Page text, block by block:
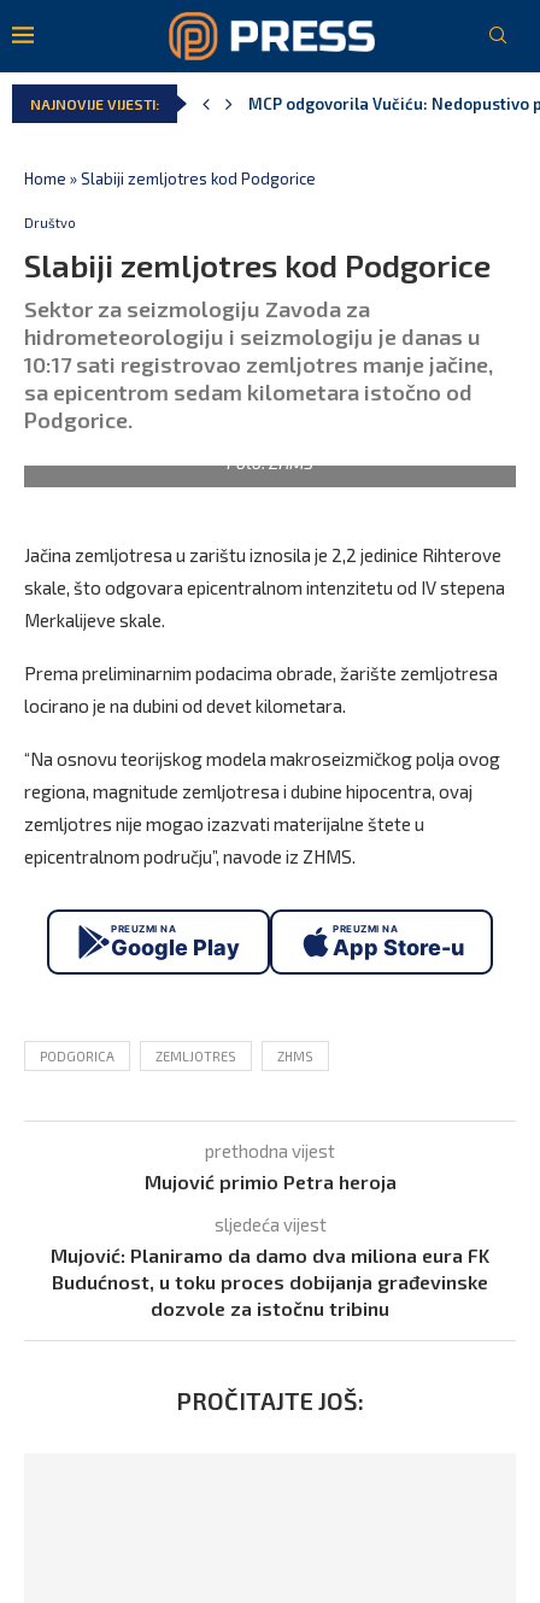
NAJNOVIJE VIJESTI: MCP odgovorila Vučiću:
Home »Slabiji zemljotres kod Podgorice
Društvo
Slabiji zemljotres kod Podgorice
Sektor za seizmologiju Zavoda za
hidrometeorologiju i seizmologiju je danas u
10:17 sati registrovao zemljotres manje jačine,
sa epicentrom sedam kilometara istočno od
Podgorice.
Foto: ZHMS
Jačina zemljotresa u zarištu iznosila je 2,2 jedinice Rihterove
skale, što odgovara epicentralnom intenzitetu od IV stepena
Merkalijeve skale.
Prema preliminarnim podacima obrade, žarište zemljotresa
locirano je na dubini od devet kilometara.
“Na osnovu teorijskog modela makroseizmičkog polja ovog
regiona, magnitude zemljotresa i dubine hipocentra, ovaj
zemljotres nije mogao izazvati materijalne štete u
epicentralnom području”, navode iz ZHMS.
PREUZMI NA
Google Play
PREUZMI NA
App Store-u
PODGORICA ZEMLJOTRES ZHMS
prethodna vijest
Mujović primio Petra heroja
sljedeća vijest
Mujović: Planiramo da damo dva miliona eura FK
Budućnost, u toku proces dobijanja građevinske
dozvole za istočnu tribinu
PROČITAJTE JOŠ: